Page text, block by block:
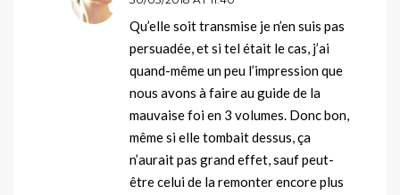
Qu’elle soit transmise je n’en suis pas
persuadée, et si tel était le cas, j’ai
quand-même un peu l’impression que
nous avons à faire au guide de la
mauvaise foi en 3 volumes. Donc bon,
même si elle tombait dessus, ça
n’aurait pas grand effet, sauf peut-
être celui de la remonter encore plus